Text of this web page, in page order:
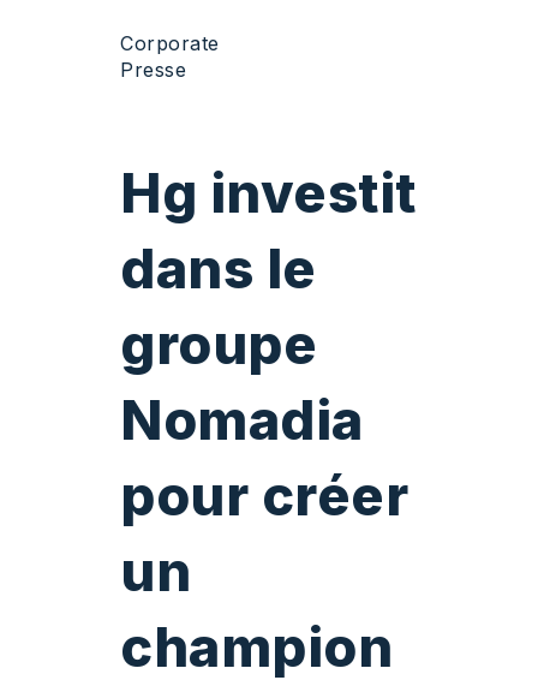
Corporate
Presse
Hg investit
dans le
groupe
Nomadia
pour créer
un
champion